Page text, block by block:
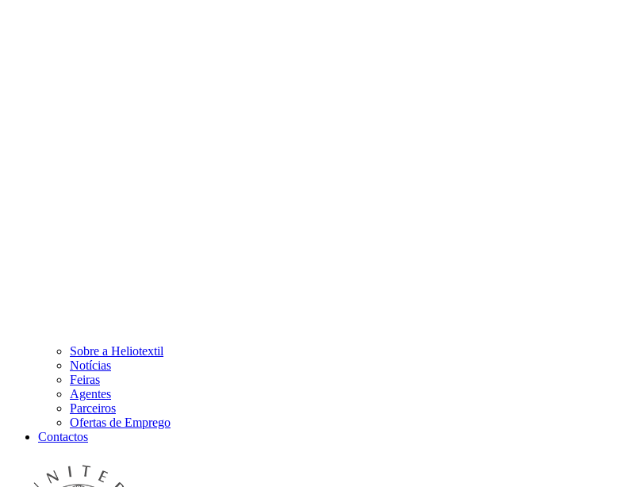
Sobre a Heliotextil
Notícias
Feiras
Agentes
Parceiros
Ofertas de Emprego
Contactos